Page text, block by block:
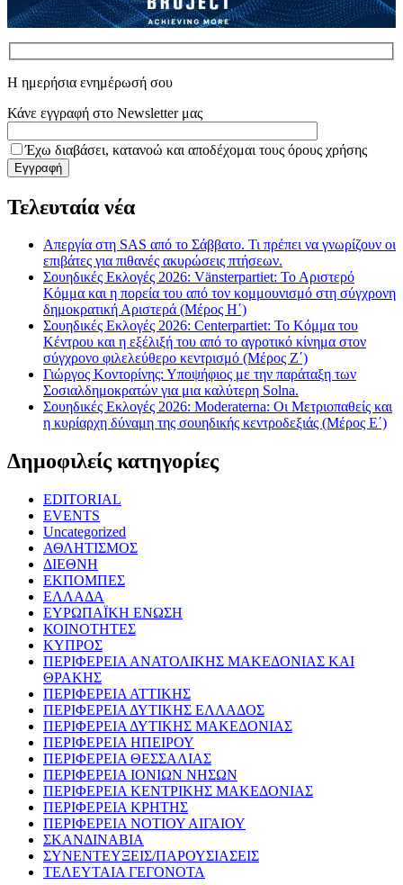
Η ημερήσια ενημέρωσή σου
Κάνε εγγραφή στο Newsletter μας
Έχω διαβάσει, κατανοώ και αποδέχομαι τους όρους χρήσης
Τελευταία νέα
Απεργία στη SAS από το Σάββατο. Τι πρέπει να γνωρίζουν οι
επιβάτες για πιθανές ακυρώσεις πτήσεων.
Σουηδικές Εκλογές 2026: Vänsterpartiet: Το Αριστερό
Κόμμα και η πορεία του από τον κομμουνισμό στη σύγχρονη
δημοκρατική Αριστερά (Μέρος Η΄)
Σουηδικές Εκλογές 2026: Centerpartiet: Το Κόμμα του
Κέντρου και η εξέλιξή του από το αγροτικό κίνημα στον
σύγχρονο φιλελεύθερο κεντρισμό (Μέρος Ζ΄)
Γιώργος Κοντορίνης: Υποψήφιος με την παράταξη των
Σοσιαλδημοκρατών για μια καλύτερη Solna.
Σουηδικές Εκλογές 2026: Moderaterna: Οι Μετριοπαθείς και
η κυρίαρχη δύναμη της σουηδικής κεντροδεξιάς (Μέρος Ε΄)
Δημοφιλείς κατηγορίες
EDITORIAL
EVENTS
Uncategorized
ΑΘΛΗΤΙΣΜΟΣ
ΔΙΕΘΝΗ
ΕΚΠΟΜΠΕΣ
ΕΛΛΑΔΑ
ΕΥΡΩΠΑΪΚΗ ΕΝΩΣΗ
ΚΟΙΝΟΤΗΤΕΣ
ΚΥΠΡΟΣ
ΠΕΡΙΦΕΡΕΙΑ ΑΝΑΤΟΛΙΚΗΣ ΜΑΚΕΔΟΝΙΑΣ ΚΑΙ
ΘΡΑΚΗΣ
ΠΕΡΙΦΕΡΕΙΑ ΑΤΤΙΚΗΣ
ΠΕΡΙΦΕΡΕΙΑ ΔΥΤΙΚΗΣ ΕΛΛΑΔΟΣ
ΠΕΡΙΦΕΡΕΙΑ ΔΥΤΙΚΗΣ ΜΑΚΕΔΟΝΙΑΣ
ΠΕΡΙΦΕΡΕΙΑ ΗΠΕΙΡΟΥ
ΠΕΡΙΦΕΡΕΙΑ ΘΕΣΣΑΛΙΑΣ
ΠΕΡΙΦΕΡΕΙΑ ΙΟΝΙΩΝ ΝΗΣΩΝ
ΠΕΡΙΦΕΡΕΙΑ ΚΕΝΤΡΙΚΗΣ ΜΑΚΕΔΟΝΙΑΣ
ΠΕΡΙΦΕΡΕΙΑ ΚΡΗΤΗΣ
ΠΕΡΙΦΕΡΕΙΑ ΝΟΤΙΟΥ ΑΙΓΑΙΟΥ
ΣΚΑΝΔΙΝΑΒΙΑ
ΣΥΝΕΝΤΕΥΞΕΙΣ/ΠΑΡΟΥΣΙΑΣΕΙΣ
ΤΕΛΕΥΤΑΙΑ ΓΕΓΟΝΟΤΑ